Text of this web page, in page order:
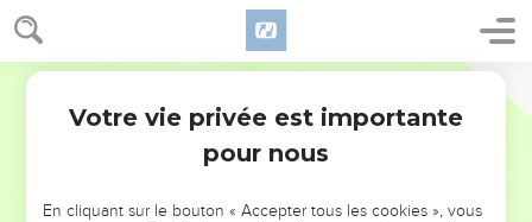
NE MANQUEZ PAS L’ÉVÉNEMENT
Votre vie privée est importante
pour nous
En cliquant sur le bouton « Accepter tous les cookies », vous